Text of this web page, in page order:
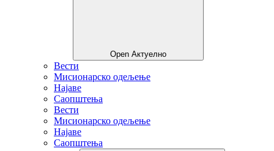
Open Актуелно
Вести
Мисионарско одељење
Најаве
Саопштења
Вести
Мисионарско одељење
Најаве
Саопштења